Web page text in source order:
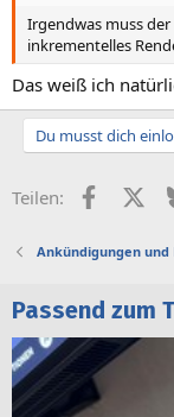
Irgendwas muss
inkrementelles
Das weiß ich
Du musst dich
Teilen: X
Ankündigungen und
Passend zum